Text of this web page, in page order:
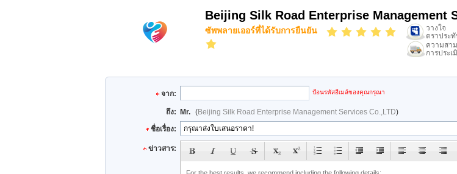
Beijing Silk Road Enterprise Management
ซัพพลายเออร์ที่ได้รับการยืนยัน
วางใจ
ตราประ
ความสา
การประเ
จาก: ป้อนรหัสอีเมล์ของคุณกรุณา
ถึง: Mr. (Beijing Silk Road Enterprise Management Services Co.,LTD)
ชื่อเรื่อง:
ข่าวสาร: